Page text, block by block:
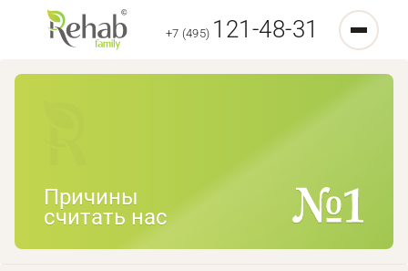
+7 (495) 121-48-31
Причины
считать нас